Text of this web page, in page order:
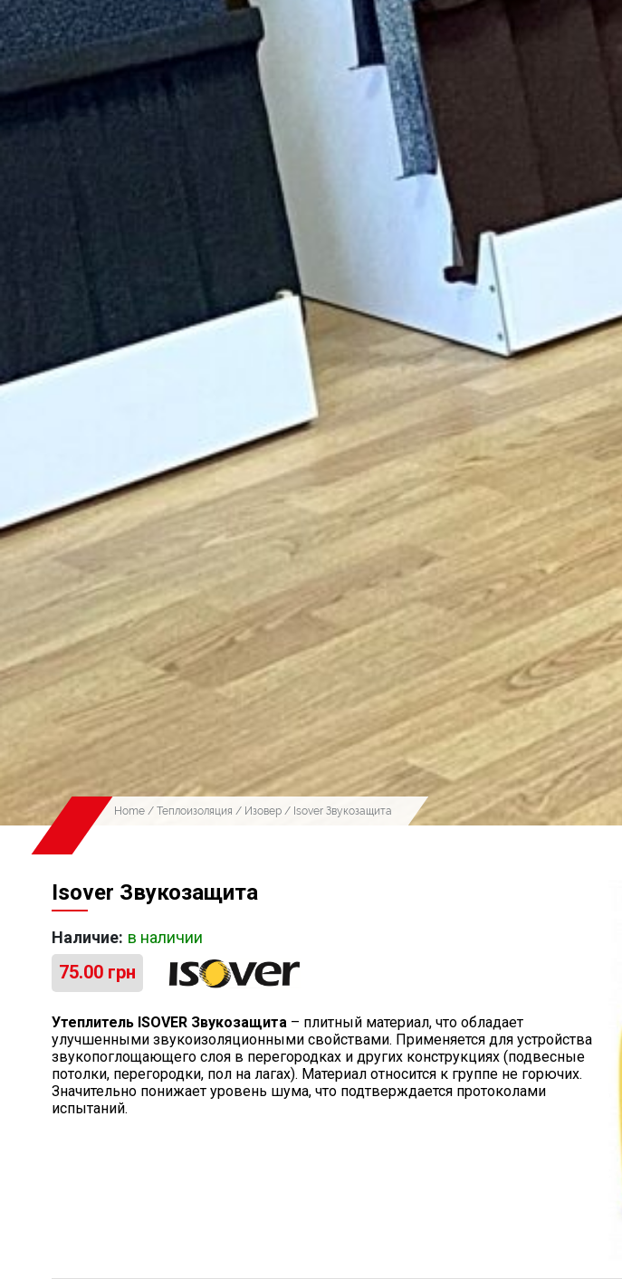
Home / Теплоизоляция / Изовер / Isover Звукозащита
Isover Звукозащита
Наличие: в наличии
75.00 грн
Утеплитель ISOVER Звукозащита – плитный материал, что обладает
улучшенными звукоизоляционными свойствами. Применяется для устройства
звукопоглощающего слоя в перегородках и других конструкциях (подвесные
потолки, перегородки, пол на лагах). Материал относится к группе не горючих.
Значительно понижает уровень шума, что подтверждается протоколами
испытаний.